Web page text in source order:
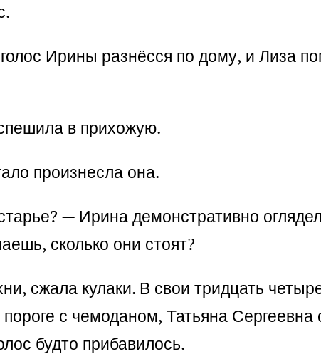
Ирины разнёсся по дому, и Лиза
в прихожую.
произнесла она.
— Ирина демонстративно
сколько они стоят?
сжала кулаки. В свои тридцать
с чемоданом, Татьяна
будто прибавилось.